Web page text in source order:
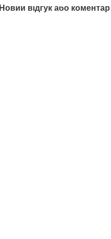
Новий відгук або коментар